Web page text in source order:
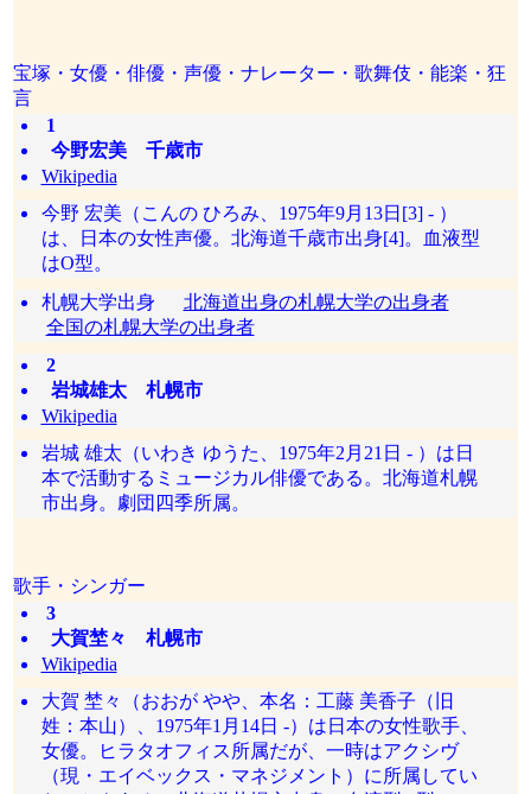
宝塚・女優・俳優・声優・ナレーター・歌舞伎・能楽・狂
言
1
今野宏美 千歳市
Wikipedia
今野 宏美（こんの ひろみ、1975年9月13日[3] - ）
は、日本の女性声優。北海道千歳市出身[4]。血液型
はO型。
札幌大学出身 北海道出身の札幌大学の出身者
全国の札幌大学の出身者
2
岩城雄太 札幌市
Wikipedia
岩城 雄太（いわき ゆうた、1975年2月21日 - ）は日
本で活動するミュージカル俳優である。北海道札幌
市出身。劇団四季所属。
歌手・シンガー
3
大賀埜々 札幌市
Wikipedia
大賀 埜々（おおが やや、本名：工藤 美香子（旧
姓：本山）、1975年1月14日 -）は日本の女性歌手、
女優。ヒラタオフィス所属だが、一時はアクシヴ
（現・エイベックス・マネジメント）に所属してい